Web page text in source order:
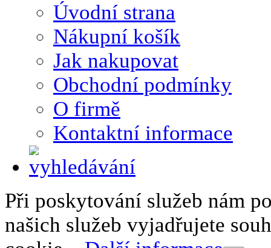
Úvodní strana
Nákupní košík
Jak nakupovat
Obchodní podmínky
O firmě
Kontaktní informace
Při poskytování služeb nám
našich služeb vyjadřujete